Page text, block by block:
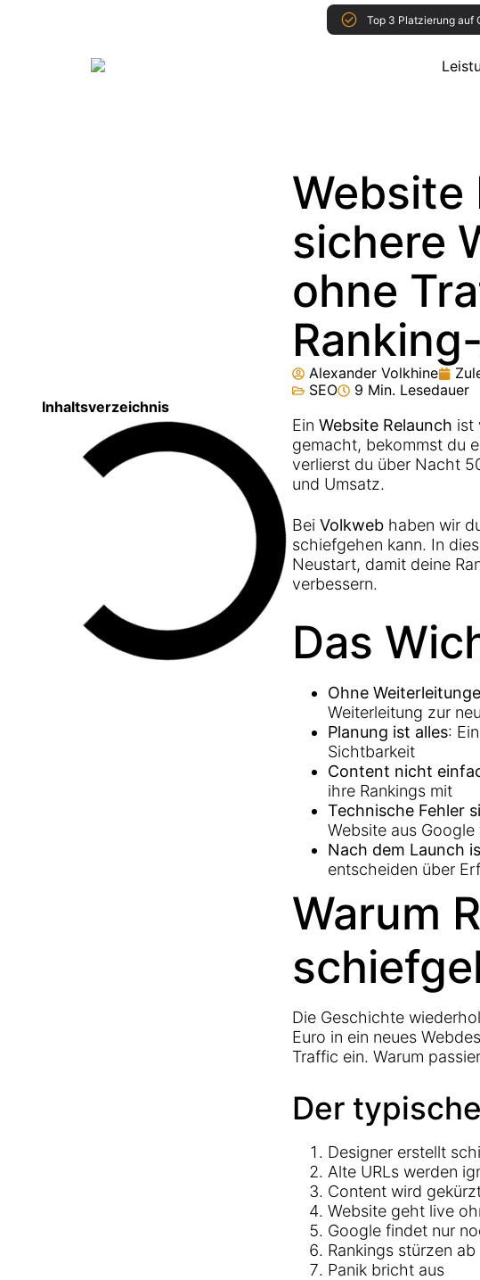
Top 3 Platzierung auf
Website
sichere
ohne
Alexander Volkhine
SEO
9 Min. Lesedauer
Inhaltsverzeichnis
EinWebsite Relaunch ist
gemacht, bekommst du
verlierst du über Nacht
und Umsatz.
BeiVolkweb haben wir
schiefgehen kann. In
Neustart, damit deine
verbessern.
Das
Ohne
Weiterleitung zur
Planung ist alles: Ein
Sichtbarkeit
Content nicht
ihre Rankings mit
Technische Fehler
Website aus Google
Nach dem Launch
entscheiden über
Warum
Die Geschichte
Euro in ein neues
Traffic ein. Warum
Der
Designer erstellt
Alte URLs werden
Content wird
Website geht live
Google findet nur
Rankings stürzen ab
Panik bricht aus